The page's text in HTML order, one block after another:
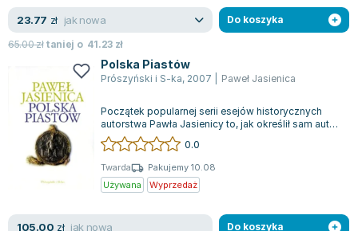
23.77 zł jak nowa
65.00złtaniej o 41.23 zł
Do koszyka
Polska Piastów
Prószyński i S-ka, 2007 Paweł Jasienica
Początek popularnej serii esejów historycznych
autorstwa Pawła Jasienicy to, jak określił sam autor,
"swobodne literackie opowiada...
0.0
Twarda
Pakujemy 10.08
Używana
Wyprzedaż
105.00 zł jak nowa Do koszyka